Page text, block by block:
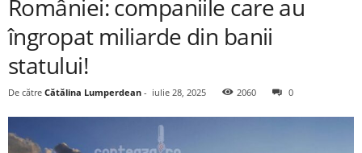
României: companiile care au
îngropat miliarde din banii
statului!
De către Cătălina Lumperdean - iulie 28, 2025 2060 0